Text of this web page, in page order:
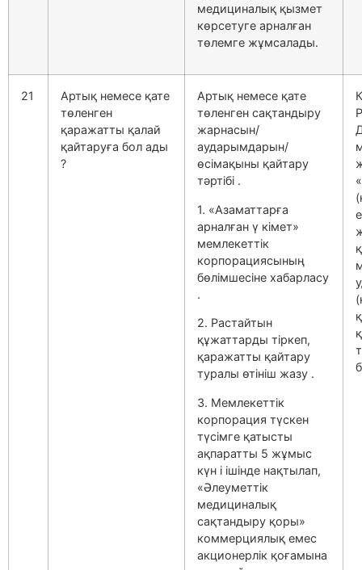
медициналық қызмет
көрсетуге арналған
төлемге жұмсалады.
21
Артық немесе қате
төленген
қаражатты қалай
қайтаруға бол ады
?
Артық немесе қате
төленген сақтандыру
жарнасын/
аударымдарын/
өсімақыны қайтару
тәртібі .
1. «Азаматтарға
арналған ү кімет»
мемлекеттік
корпорациясының
бөлімшесіне хабарласу
.
2. Растайтын
құжаттарды тіркеп,
қаражатты қайтару
туралы өтініш жазу .
3. Мемлекеттік
корпорация түскен
түсімге қатысты
ақпаратты 5 жұмыс
күн і ішінде нақтылап,
«Әлеуметтік
медициналық
сақтандыру қоры»
коммерциялық емес
акционерлік қоғамына